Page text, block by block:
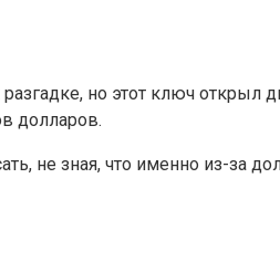
но этот ключ
долларов.
не зная, что именно из-за